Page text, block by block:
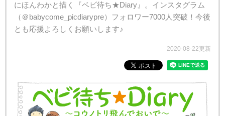
にほんわかと描く『ベビ待ち★Diary』。インスタグラム
（＠babycome_picdiarypre）フォロワー7000人突破！今後
とも応援よろしくお願いします♪
2020-08-22更新